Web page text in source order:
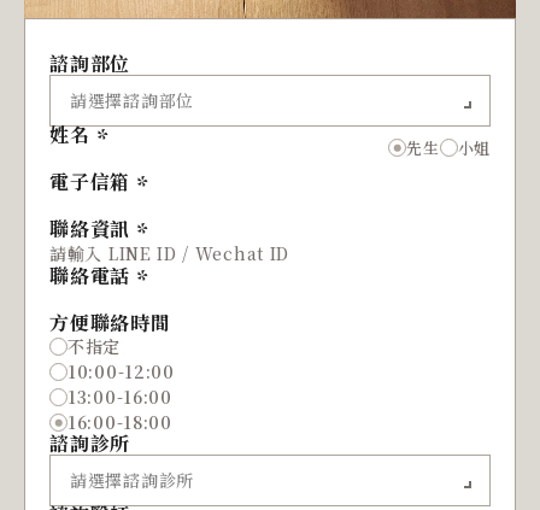
諮詢部位
姓名 先生 小姐
電子信箱
聯絡資訊
聯絡電話
方便聯絡時間
不指定
10:00-12:00
13:00-16:00
16:00-18:00
諮詢診所